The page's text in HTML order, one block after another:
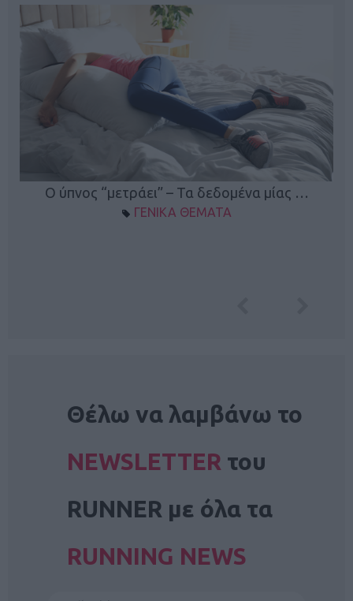
Ο ύπνος “μετράει” – Τα δεδομένα μίας …
ΓΕΝΙΚΑ ΘΕΜΑΤΑ
Θέλω να λαμβάνω το
NEWSLETTER του
RUNNER με όλα τα
RUNNING NEWS